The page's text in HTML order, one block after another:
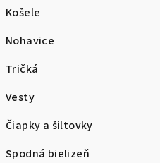
Košele
Nohavice
Tričká
Vesty
Čiapky a šiltovky
Spodná bielizeň